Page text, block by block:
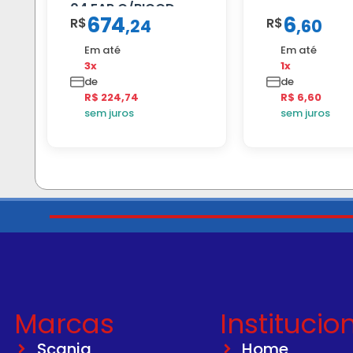
04 FAR C/BIGOD
R$674,24
Em até
3x
de
R$ 224,74
sem juros
R$6,60
Em até
1x
de
R$ 6,60
sem juros
Marcas